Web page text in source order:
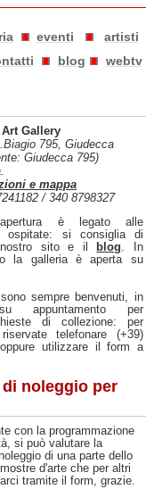
eventi
artisti
blog webtv
Gallery
795, Giudecca
Giudecca 795)
e mappa
/ 340 8798327
è legato alle
ospitate: si consiglia di
sito e il
blog . In
la galleria è aperta su
sempre benvenuti, in
appuntamento per
di collezione: per
telefonare (+39)
utilizzare il form a
noleggio per
con la programmazione
si può valutare la
di una parte dello
d'arte che per altri
tramite il form, grazie.